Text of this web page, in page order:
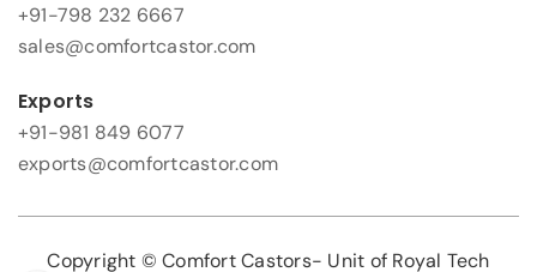
+91-798 232 6667
sales@comfortcastor.com
Exports
+91-981 849 6077
exports@comfortcastor.com
Copyright © Comfort Castors- Unit of Royal Tech